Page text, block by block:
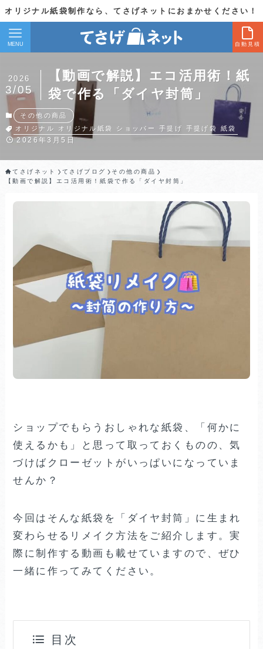
オリジナル紙袋制作なら、てさげネットにおまかせください！
自動見積
MENU
【動画で解説】エコ活用術！紙
袋で作る「ダイヤ封筒」
2026
3/05
その他の商品
オリジナル オリジナル紙袋 ショッパー 手提げ 手提げ袋 紙袋
2026年3月5日
てさげネット てさげブログ
その他の商品
【動画で解説】エコ活用術！紙袋で作る「ダイヤ封筒」
ショップでもらうおしゃれな紙袋、「何かに
使えるかも」と思って取っておくものの、気
づけばクローゼットがいっぱいになっていま
せんか？
今回はそんな紙袋を「ダイヤ封筒」に生まれ
変わらせるリメイク方法をご紹介します。実
際に制作する動画も載せていますので、ぜひ
一緒に作ってみてください。
目次